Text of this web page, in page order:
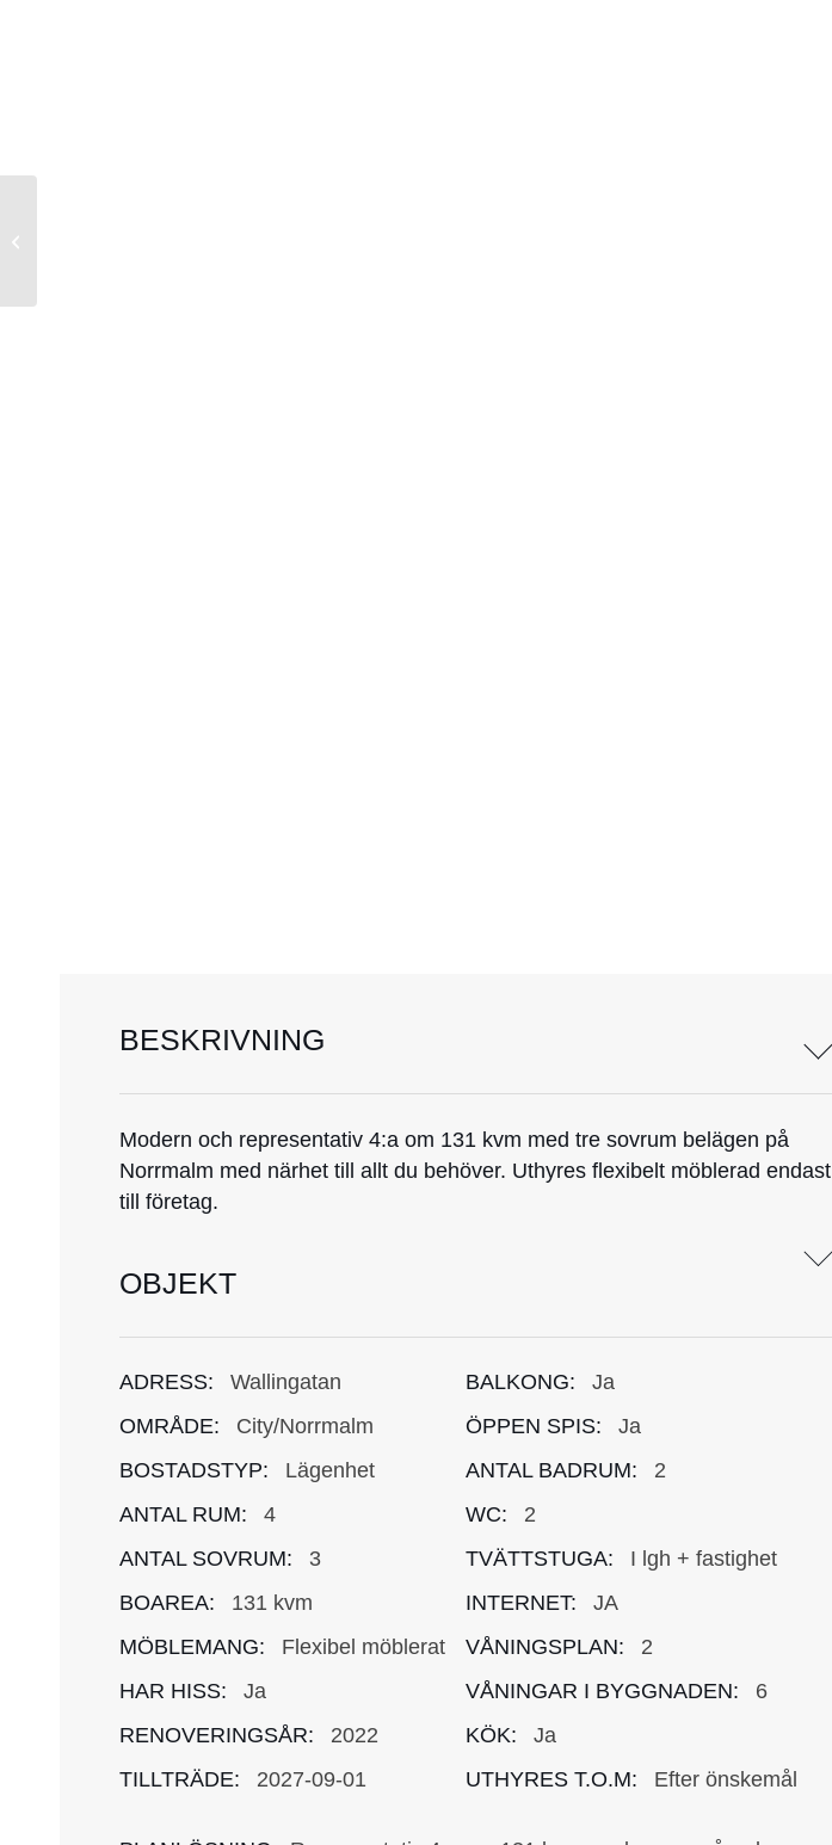
BESKRIVNING
Modern och representativ 4:a om 131 kvm med tre sovrum belägen på
Norrmalm med närhet till allt du behöver. Uthyres flexibelt möblerad endast
till företag.
OBJEKT
ADRESS:
Wallingatan
OMRÅDE:
City/Norrmalm
BOSTADSTYP:
Lägenhet
ANTAL RUM:
4
ANTAL SOVRUM:
3
BOAREA:
131 kvm
MÖBLEMANG:
Flexibel möblerat
HAR HISS:
Ja
RENOVERINGSÅR:
2022
BALKONG:
Ja
ÖPPEN SPIS:
Ja
ANTAL BADRUM:
2
WC:
2
TVÄTTSTUGA:
I lgh + fastighet
INTERNET:
JA
VÅNINGSPLAN:
2
VÅNINGAR I BYGGNADEN:
6
KÖK:
Ja
TILLTRÄDE:
2027-09-01 UTHYRES T.O.M: Efter önskemål